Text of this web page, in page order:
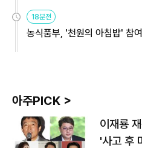
18분전
농식품부, '천원의 아침밥' 참
아주PICK >
이재룡
'사고 후